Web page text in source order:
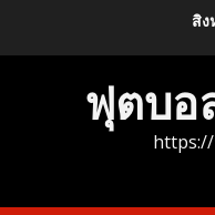
สิง
ฟุตบอ